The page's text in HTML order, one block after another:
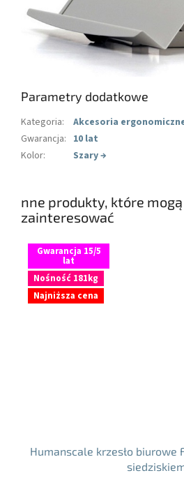
Parametry dodatkowe
Kategoria: Akcesoria
Gwarancja: 10 lat
Kolor: Szary→
nne produkty, które mogą
zainteresować
Gwarancja 15/5
lat
Nośność 181kg
Najniższa cena
Humanscale krzesło biurowe